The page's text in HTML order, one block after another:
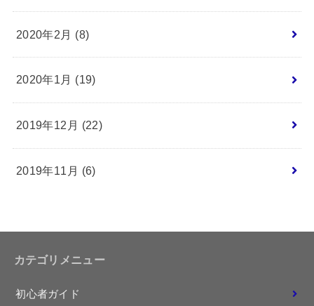
2020年2月 (8)
2020年1月 (19)
2019年12月 (22)
2019年11月 (6)
カテゴリメニュー
初心者ガイド